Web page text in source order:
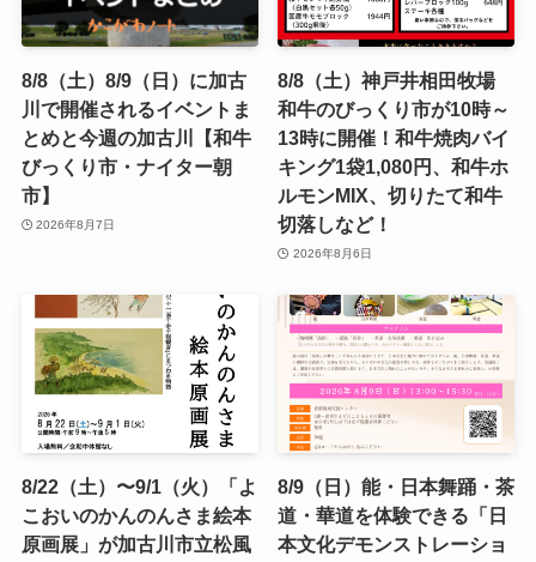
8/8（土）8/9（日）に加古
川で開催されるイベントま
とめと今週の加古川【和牛
びっくり市・ナイター朝
市】
2026年8月7日
8/8（土）神戸井相田牧場
和牛のびっくり市が10時～
13時に開催！和牛焼肉バイ
キング1袋1,080円、和牛ホ
ルモンMIX、切りたて和牛
切落しなど！
2026年8月6日
8/22（土）〜9/1（火）「よ
こおいのかんのんさま絵本
原画展」が加古川市立松風
8/9（日）能・日本舞踊・茶
道・華道を体験できる「日
本文化デモンストレーショ